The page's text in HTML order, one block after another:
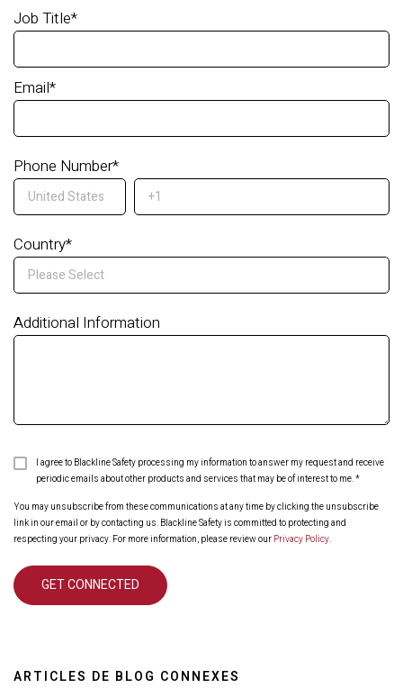
Job Title*
Email*
Phone Number*
Country*
Additional Information
I agree to Blackline Safety processing my information to answer my request and receive
periodic emails about other products and services that may be of interest to me.*
You may unsubscribe from these communications at any time by clicking the unsubscribe
link in our email or by contacting us. Blackline Safety is committed to protecting and
respecting your privacy. For more information, please review our Privacy Policy.
ARTICLES DE BLOG CONNEXES